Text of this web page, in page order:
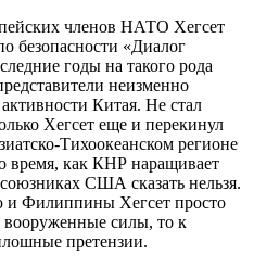
членов НАТО Хегсет
безопасности «Диалог
годы на такого рода
неизменно
Китая. Не стал
Хегсет еще и перекинул
Тихоокеанском регионе
время, как КНР наращивает
США сказать нельзя.
Филиппины Хегсет просто
вооруженные силы, то к
претензии.